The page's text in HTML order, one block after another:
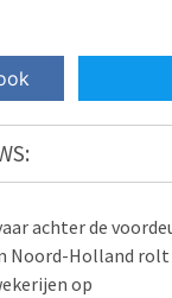
achter de
Noord-Holland rolt
op